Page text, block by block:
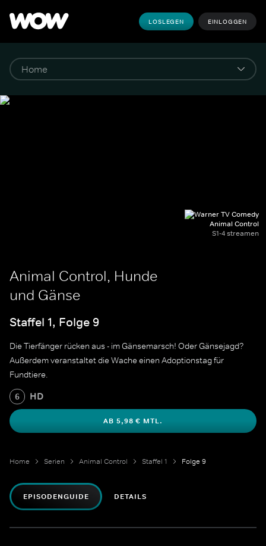
LOSLEGEN EINLOGGEN
Animal Control
S1-4 streamen
Animal Control, Hunde
und Gänse
Staffel 1, Folge 9
Die Tierfänger rücken aus - im Gänsemarsch! Oder Gänsejagd?
Außerdem veranstaltet die Wache einen Adoptionstag für
Fundtiere.
6 HD
AB 5,98 € MTL.
Home Serien Animal Control Staffel 1 Folge 9
EPISODENGUIDE DETAILS